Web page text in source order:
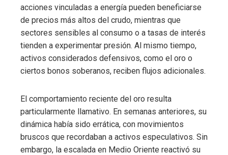
acciones vinculadas a energía pueden beneficiarse
de precios más altos del crudo, mientras que
sectores sensibles al consumo o a tasas de interés
tienden a experimentar presión. Al mismo tiempo,
activos considerados defensivos, como el oro o
ciertos bonos soberanos, reciben flujos adicionales.
El comportamiento reciente del oro resulta
particularmente llamativo. En semanas anteriores, su
dinámica había sido errática, con movimientos
bruscos que recordaban a activos especulativos. Sin
embargo, la escalada en Medio Oriente reactivó su